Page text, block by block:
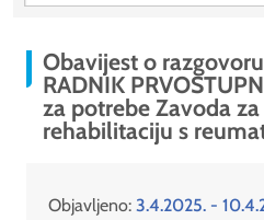
Obavijest o
RADNIK
za potrebe Zavoda
rehabilitaciju s
Objavljeno: 3.4.2025. -